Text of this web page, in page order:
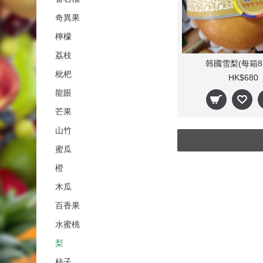
奇異果
檸檬
荔枝
枇杷
龍眼
芒果
山竹
蜜瓜
橙
木瓜
百香果
水蜜桃
梨
韩國雪梨(每箱
HK$680